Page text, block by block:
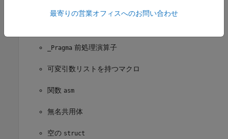
_Pragma 前処理演算子
可変引数リストを持つマクロ
関数 asm
無名共用体
空の struct
最寄りの営業オフィスへのお問い合わせ